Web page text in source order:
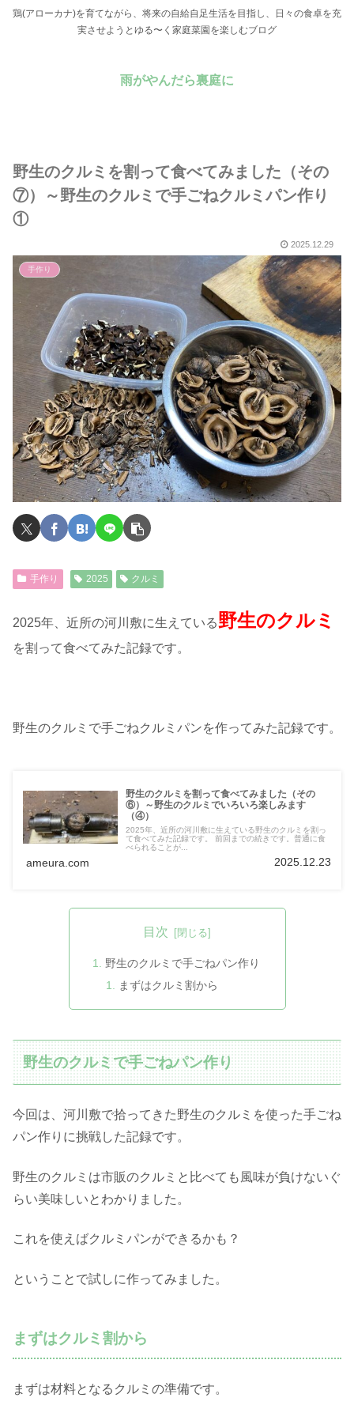
鶏(アローカナ)を育てながら、将来の自給自足生活を目指し、日々の食卓を充
実させようとゆる〜く家庭菜園を楽しむブログ
雨がやんだら裏庭に
野生のクルミを割って食べてみました（その
⑦）～野生のクルミで手ごねクルミパン作り
①
2025.12.29
手作り
手作り 2025 クルミ
2025年、近所の河川敷に生えている野生のクルミ
を割って食べてみた記録です。
野生のクルミで手ごねクルミパンを作ってみた記録です。
野生のクルミを割って食べてみました（その
⑥）～野生のクルミでいろいろ楽しみます
（④）
2025年、近所の河川敷に生えている野生のクルミを割っ
て食べてみた記録です。 前回までの続きです。普通に食
べられることが...
ameura.com 2025.12.23
目次
野生のクルミで手ごねパン作り
まずはクルミ割から
野生のクルミで手ごねパン作り
今回は、河川敷で拾ってきた野生のクルミを使った手ごね
パン作りに挑戦した記録です。
野生のクルミは市販のクルミと比べても風味が負けないぐ
らい美味しいとわかりました。
これを使えばクルミパンができるかも？
ということで試しに作ってみました。
まずはクルミ割から
まずは材料となるクルミの準備です。